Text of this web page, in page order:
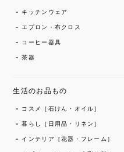
キッチンウェア
エプロン・布クロス
コーヒー器具
茶器
生活のお品もの
コスメ［石けん・オイル］
暮らし［日用品・リネン］
インテリア［花器・フレーム］